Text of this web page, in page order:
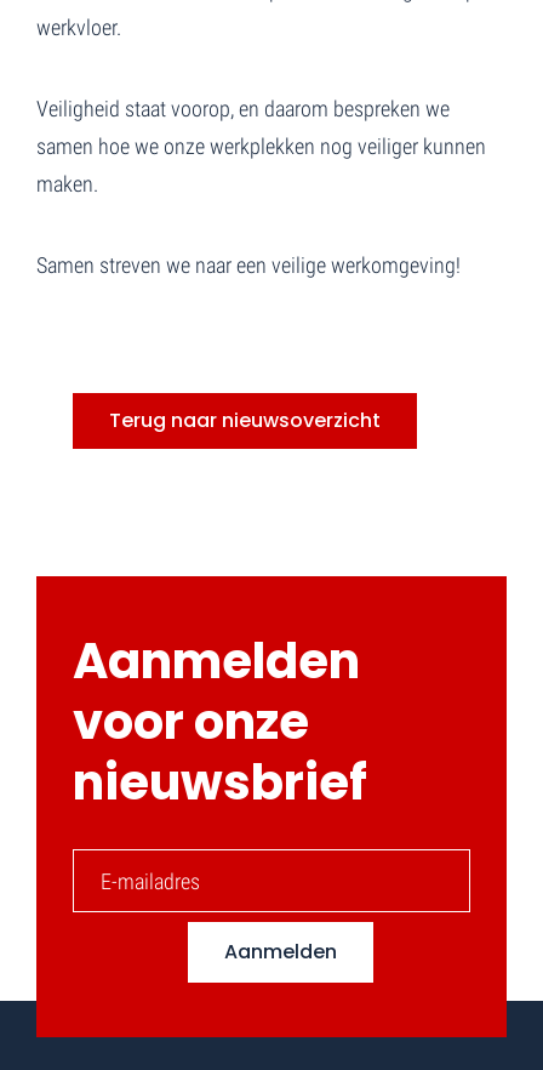
werkvloer.
Veiligheid staat voorop, en daarom bespreken we
samen hoe we onze werkplekken nog veiliger kunnen
maken.
Samen streven we naar een veilige werkomgeving!
Terug naar nieuwsoverzicht
Aanmelden
voor onze
nieuwsbrief
Aanmelden